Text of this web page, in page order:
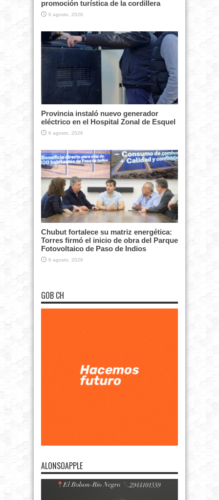
promoción turística de la cordillera
6 agosto, 2026
Provincia instaló nuevo generador
eléctrico en el Hospital Zonal de Esquel
6 agosto, 2026
Chubut fortalece su matriz energética:
Torres firmó el inicio de obra del Parque
Fotovoltaico de Paso de Indios
6 agosto, 2026
GOB CH
ALONSOAPPLE